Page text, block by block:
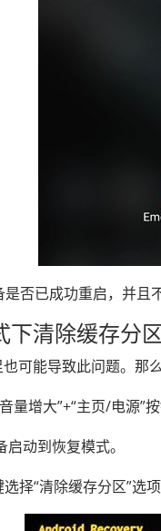
否已成功重启，并且
下清除缓存分
可能导致此问题。
量增大”+“主页/电源”
动到恢复模式。
择“清除缓存分区”选